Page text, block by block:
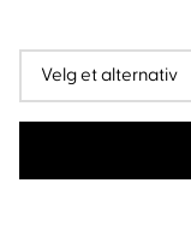
kr1
kr650.